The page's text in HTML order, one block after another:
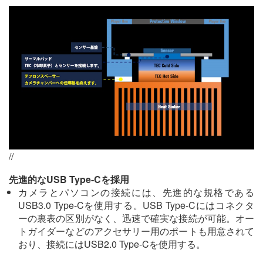
//
先進的なUSB Type-Cを採用
カメラとパソコンの接続には、先進的な規格である
USB3.0 Type-Cを使用する。USB Type-Cにはコネクタ
ーの裏表の区別がなく、迅速で確実な接続が可能。オー
トガイダーなどのアクセサリー用のポートも用意されて
おり、接続にはUSB2.0 Type-Cを使用する。